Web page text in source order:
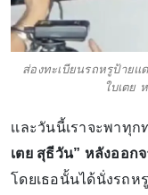
ส่องทะเบียนรถหรูป้ายแ
ใบเตย
เเละวันนี้เราจะพาทุก
เตย สุธีวัน” หลังออก
โดยเธอนั้นได้นั่งรถห